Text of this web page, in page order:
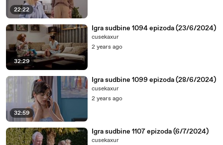
09:56
-♪♪
10:06
-♪♪
10:16
-♪♪
10:26
-♪♪
10:36
-♪♪
10:46
-♪♪
10:56
-♪♪
11:06
-♪♪
11:26
-♪♪
22:22
32:29
Igra sudbine 1094 epizoda (23/6/2024)
cusekaxur
2 years ago
32:59
Igra sudbine 1099 epizoda (28/6/2024)
cusekaxur
2 years ago
Igra sudbine 1107 epizoda (6/7/2024)
cusekaxur